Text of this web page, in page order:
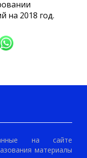
на 2018 год.
на сайте
материалы